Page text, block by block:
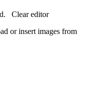
Clear editor
or insert images from